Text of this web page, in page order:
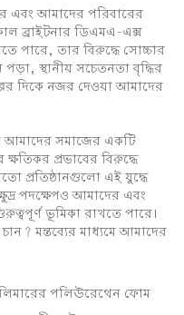
এবং আমাদের পরিবারের
ব্রাইটনার ডিএমএ-এক্স
পারে, তার বিরুদ্ধে সোচ্চার
স্থানীয় সচেতনতা বৃদ্ধির
দিকে নজর দেওয়া আমাদের
আমাদের সমাজের একটি
প্রভাবের বিরুদ্ধে
প্রতিষ্ঠানগুলো এই যুদ্ধে
পদক্ষেপও আমাদের এবং
ভূমিকা রাখতে পারে।
মন্তব্যের মাধ্যমে আমাদের
পলিউরেথেন ফোম